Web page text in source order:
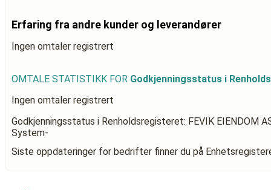
Erfaring fra andre kunder og leverandører
Ingen omtaler registrert
OMTALE STATISTIKK FOR Godkjenningsstatus i
Ingen omtaler registrert
Godkjenningsstatus i Renholdsregisteret: FEVIK EIENDOM
System-
Siste oppdateringer for bedrifter finner du på